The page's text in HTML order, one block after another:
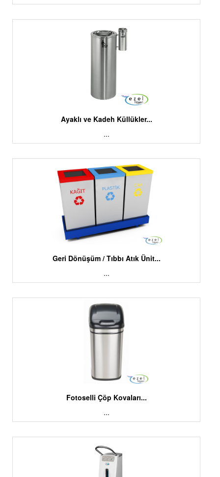
Ayaklı ve Kadeh Küllükler...
...
Geri Dönüşüm / Tıbbı Atık Ünit...
...
Fotoselli Çöp Kovaları...
...